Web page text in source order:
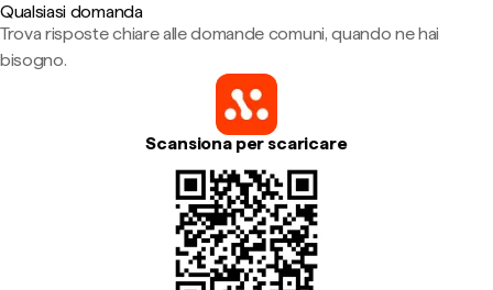
Qualsiasi domanda
Trova risposte chiare alle domande comuni, quando ne hai
bisogno.
Scansiona per scaricare